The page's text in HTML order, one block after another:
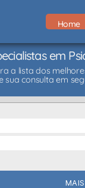
Home
em
a lista dos
consulta em